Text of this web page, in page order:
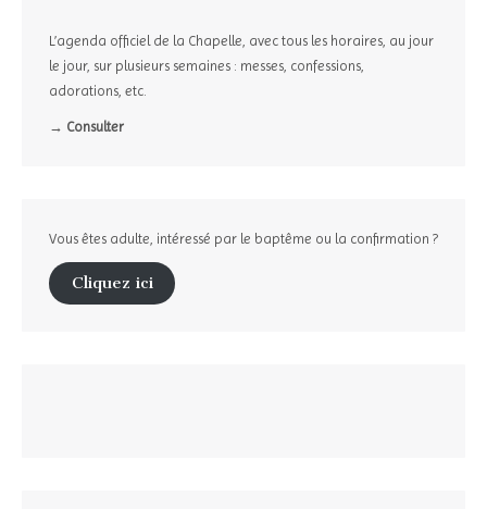
L’agenda officiel de la Chapelle, avec tous les horaires, au jour
le jour, sur plusieurs semaines : messes, confessions,
adorations, etc.
→ Consulter
Vous êtes adulte, intéressé par le baptême ou la confirmation ?
Cliquez ici